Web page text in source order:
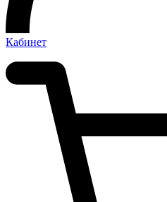
Кабинет